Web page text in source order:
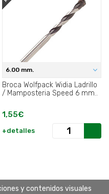
6.00 mm.
Broca Wolfpack Widia Ladrillo
/ Mamposteria Speed 6 mm..
1,55€
+detalles
y contenidos visuales